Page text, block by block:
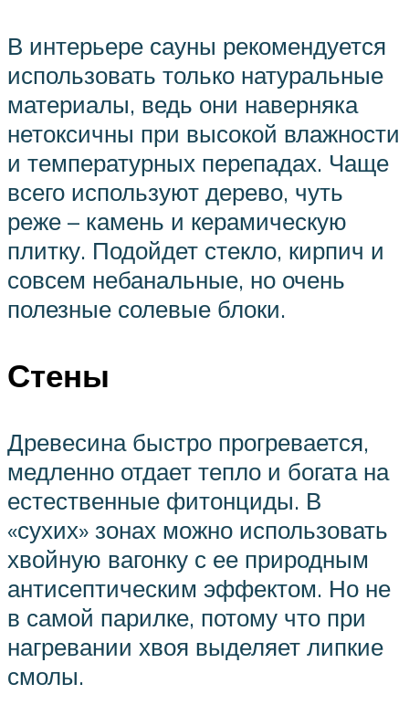
В интерьере сауны рекомендуется
использовать только натуральные
материалы, ведь они наверняка
нетоксичны при высокой влажности
и температурных перепадах. Чаще
всего используют дерево, чуть
реже – камень и керамическую
плитку. Подойдет стекло, кирпич и
совсем небанальные, но очень
полезные солевые блоки.
Стены
Древесина быстро прогревается,
медленно отдает тепло и богата на
естественные фитонциды. В
«сухих» зонах можно использовать
хвойную вагонку с ее природным
антисептическим эффектом. Но не
в самой парилке, потому что при
нагревании хвоя выделяет липкие
смолы.